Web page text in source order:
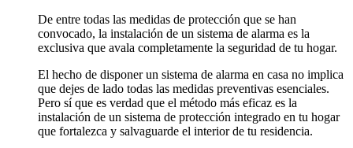
De entre todas las medidas de protección que se han
convocado, la instalación de un sistema de alarma es la
exclusiva que avala completamente la seguridad de tu hogar.
El hecho de disponer un sistema de alarma en casa no implica
que dejes de lado todas las medidas preventivas esenciales.
Pero sí que es verdad que el método más eficaz es la
instalación de un sistema de protección integrado en tu hogar
que fortalezca y salvaguarde el interior de tu residencia.